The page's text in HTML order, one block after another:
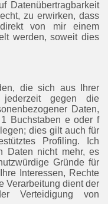
Datenübertragbarkeit
zu erwirken, dass
von mir einem
werden, soweit dies
die sich aus Ihrer
jederzeit gegen die
Daten,
Buchstaben e oder f
dies gilt auch für
Profiling. Ich
Daten nicht mehr, es
Gründe für
Interessen, Rechte
Verarbeitung dient der
Verteidigung von